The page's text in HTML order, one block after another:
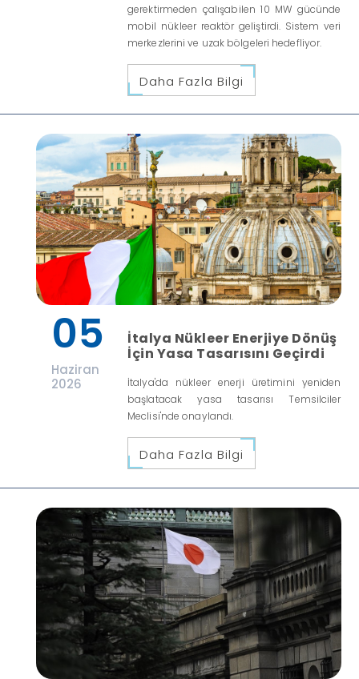
gerektirmeden çalışabilen 10 MW gücünde
mobil nükleer reaktör geliştirdi. Sistem veri
merkezlerini ve uzak bölgeleri hedefliyor.
Daha Fazla Bilgi
05
Haziran
2026
İtalya Nükleer Enerjiye Dönüş
İçin Yasa Tasarısını Geçirdi
İtalya'da nükleer enerji üretimini yeniden
başlatacak yasa tasarısı Temsilciler
Meclisi'nde onaylandı.
Daha Fazla Bilgi